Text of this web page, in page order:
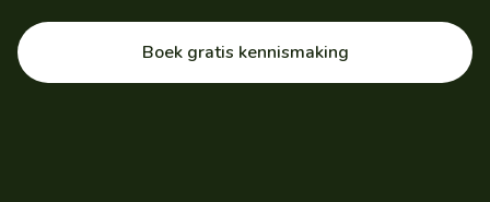
Boek gratis kennismaking